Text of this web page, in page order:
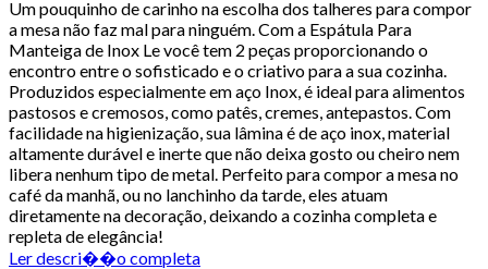
Um pouquinho de carinho na escolha dos talheres para compor
a mesa não faz mal para ninguém. Com a Espátula Para
Manteiga de Inox Le você tem 2 peças proporcionando o
encontro entre o sofisticado e o criativo para a sua cozinha.
Produzidos especialmente em aço Inox, é ideal para alimentos
pastosos e cremosos, como patês, cremes, antepastos. Com
facilidade na higienização, sua lâmina é de aço inox, material
altamente durável e inerte que não deixa gosto ou cheiro nem
libera nenhum tipo de metal. Perfeito para compor a mesa no
café da manhã, ou no lanchinho da tarde, eles atuam
diretamente na decoração, deixando a cozinha completa e
repleta de elegância!
Ler descri��o completa